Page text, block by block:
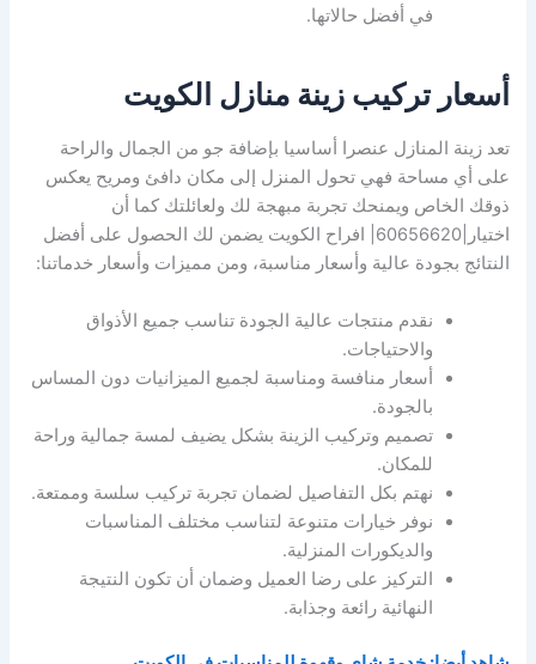
في أفضل حالاتها.
أسعار تركيب زينة منازل الكويت
تعد زينة المنازل عنصرا أساسيا بإضافة جو من الجمال والراحة
على أي مساحة فهي تحول المنزل إلى مكان دافئ ومريح يعكس
ذوقك الخاص ويمنحك تجربة مبهجة لك ولعائلتك كما أن
اختيار|60656620| افراح الكويت يضمن لك الحصول على أفضل
النتائج بجودة عالية وأسعار مناسبة، ومن مميزات وأسعار خدماتنا:
نقدم منتجات عالية الجودة تناسب جميع الأذواق
والاحتياجات.
أسعار منافسة ومناسبة لجميع الميزانيات دون المساس
بالجودة.
تصميم وتركيب الزينة بشكل يضيف لمسة جمالية وراحة
للمكان.
نهتم بكل التفاصيل لضمان تجربة تركيب سلسة وممتعة.
نوفر خيارات متنوعة لتناسب مختلف المناسبات
والديكورات المنزلية.
التركيز على رضا العميل وضمان أن تكون النتيجة
النهائية رائعة وجذابة.